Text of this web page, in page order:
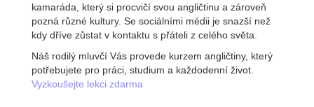
kamaráda, který si procvičí svou angličtinu a zároveň
pozná různé kultury. Se sociálními médii je snazší než
kdy dříve zůstat v kontaktu s přáteli z celého světa.
Náš rodilý mluvčí Vás provede kurzem angličtiny, který
potřebujete pro práci, studium a každodenní život.
Vyzkoušejte lekci zdarma